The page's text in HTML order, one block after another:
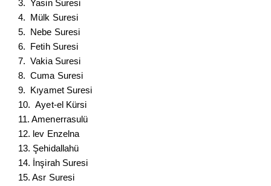
3. Yasin Suresi
4. Mülk Suresi
5. Nebe Suresi
6. Fetih Suresi
7. Vakia Suresi
8. Cuma Suresi
9. Kıyamet Suresi
10. Ayet-el Kürsi
11. Amenerrasulü
12. lev Enzelna
13. Şehidallahü
14. İnşirah Suresi
15. Asr Suresi